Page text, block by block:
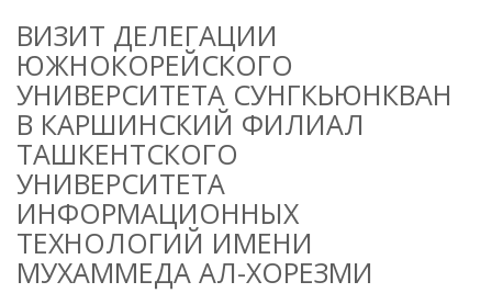
ВИЗИТ ДЕЛЕГАЦИИ
ЮЖНОКОРЕЙСКОГО
УНИВЕРСИТЕТА СУНГКЬЮНКВАН
В КАРШИНСКИЙ ФИЛИАЛ
ТАШКЕНТСКОГО
УНИВЕРСИТЕТА
ИНФОРМАЦИОННЫХ
ТЕХНОЛОГИЙ ИМЕНИ
МУХАММЕДА АЛ-ХОРЕЗМИ